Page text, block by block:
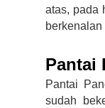
atas, pada
Pantai
Pantai
sudah